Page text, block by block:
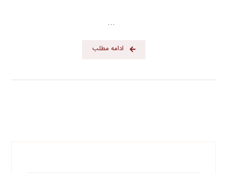
...
ادامه مطلب